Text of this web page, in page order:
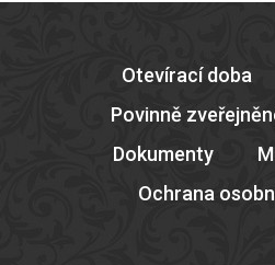
Otevírací doba
Povinně
Dokumenty
Ochrana